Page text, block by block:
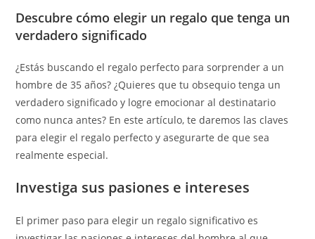
Descubre cómo elegir un regalo que tenga un
verdadero significado
¿Estás buscando el regalo perfecto para sorprender a un
hombre de 35 años? ¿Quieres que tu obsequio tenga un
verdadero significado y logre emocionar al destinatario
como nunca antes? En este artículo, te daremos las claves
para elegir el regalo perfecto y asegurarte de que sea
realmente especial.
Investiga sus pasiones e intereses
El primer paso para elegir un regalo significativo es